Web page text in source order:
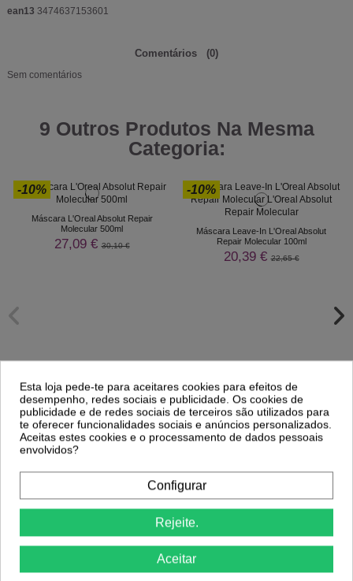
ean13 3474637153601
Comentários (0)
Sem comentários
9 Outros Produtos Na Mesma
Categoria:
-10%
Máscara L'Oreal Absolut Repair
Molecular 500ml
27,09 €30,10 €
Comprar
-10%
Máscara Leave-In L'Oreal Absolut
Repair Molecular 100ml
20,39 €22,65 €
Comprar
Clientes Que Compraram Este
Produto Também Compraram:
-29%
Esta loja pede-te para aceitares cookies para efeitos de
desempenho, redes sociais e publicidade. Os cookies de
publicidade e de redes sociais de terceiros são utilizados para
te oferecer funcionalidades sociais e anúncios personalizados.
Aceitas estes cookies e o processamento de dados pessoais
envolvidos?
Configurar
Rejeite.
Aceitar